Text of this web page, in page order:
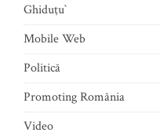
Ghiduţu`
Mobile Web
Politică
Promoting România
Video